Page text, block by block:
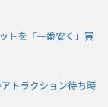
トを「一番安く」買
トラクション待ち時